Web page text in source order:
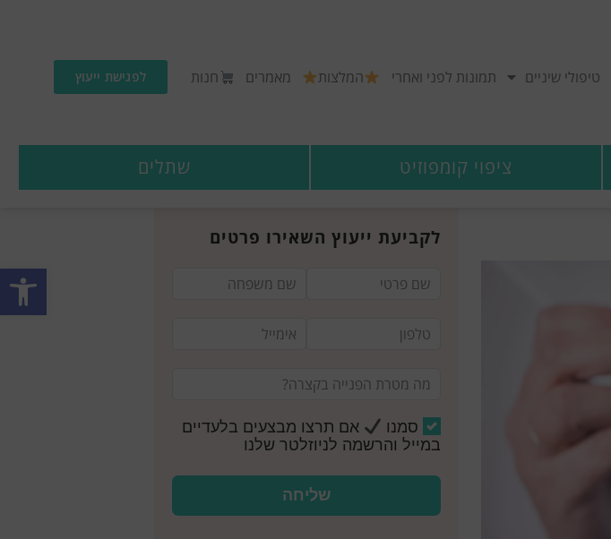
פתח
טיפולי שיניים תמונות לפני ואחרי המלצות מאמרים חנות לפגישת ייעוץ
ציפוי קומפוזיט שתלים
לקביעת ייעוץ השאירו פרטים
סמנו
אם תרצו מבצעים בלעדיים
במייל והרשמה לניוזלטר שלנו
שליחה